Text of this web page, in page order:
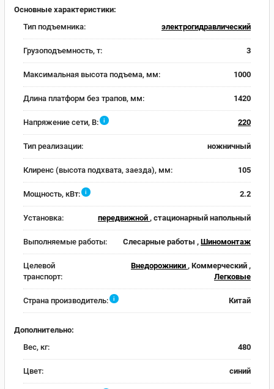
Основные характеристики:
Тип подъемника:
электрогидравлический
Грузоподъемность, т: 3
Максимальная высота подъема, мм: 1000
Длина платформ без трапов, мм: 1420
Напряжение сети, В: i 220
Тип реализации: ножничный
Клиренс (высота подхвата, заезда), мм: 105
Мощность, кВт: i 2.2
Установка: передвижной , стационарный напольный
Выполняемые работы: Слесарные работы , Шиномонтаж
Целевой
транспорт:
Внедорожники , Коммерческий ,
Легковые
Страна производитель: i Китай
Дополнительно:
Вес, кг:
480
Цвет: синий